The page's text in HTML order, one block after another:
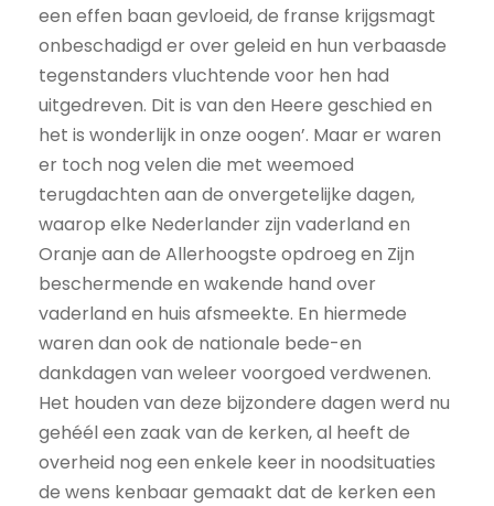
een effen baan gevloeid, de franse krijgsmagt
onbeschadigd er over geleid en hun verbaasde
tegenstanders vluchtende voor hen had
uitgedreven. Dit is van den Heere geschied en
het is wonderlijk in onze oogen’. Maar er waren
er toch nog velen die met weemoed
terugdachten aan de onvergetelijke dagen,
waarop elke Nederlander zijn vaderland en
Oranje aan de Allerhoogste opdroeg en Zijn
beschermende en wakende hand over
vaderland en huis afsmeekte. En hiermede
waren dan ook de nationale bede-en
dankdagen van weleer voorgoed verdwenen.
Het houden van deze bijzondere dagen werd nu
gehéél een zaak van de kerken, al heeft de
overheid nog een enkele keer in noodsituaties
de wens kenbaar gemaakt dat de kerken een